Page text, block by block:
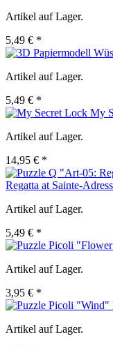
Artikel auf Lager.
5,49 € *
Artikel auf Lager.
5,49 € *
My
Artikel auf Lager.
14,95 € *
Regatta at Sainte-
Artikel auf Lager.
5,49 € *
Artikel auf Lager.
3,95 € *
Artikel auf Lager.